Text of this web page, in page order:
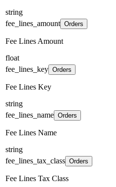
string
fee_lines_amount Orders
Fee Lines Amount
float
fee_lines_key Orders
Fee Lines Key
string
fee_lines_name Orders
Fee Lines Name
string
fee_lines_tax_class Orders
Fee Lines Tax Class